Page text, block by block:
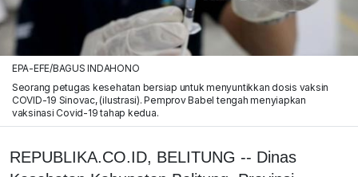
EPA-EFE/BAGUS INDAHONO
Seorang petugas kesehatan bersiap untuk menyuntikkan dosis vaksin
COVID-19 Sinovac, (ilustrasi). Pemprov Babel tengah menyiapkan
vaksinasi Covid-19 tahap kedua.
REPUBLIKA.CO.ID, BELITUNG -- Dinas